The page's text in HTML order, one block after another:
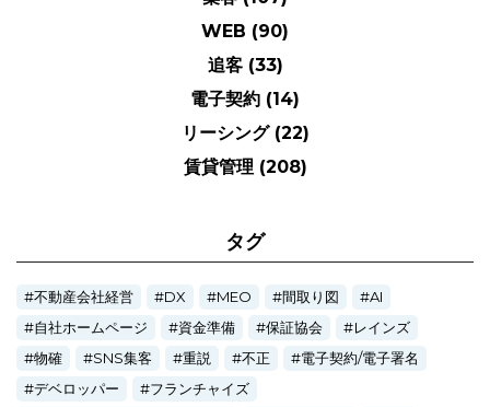
WEB (90)
追客 (33)
電子契約 (14)
リーシング (22)
賃貸管理 (208)
タグ
不動産会社経営 DX MEO 間取り図
AI
自社ホームページ
資金準備 保証協会
レインズ
物確
SNS集客 重説 不正
電子契約/電子署名
デベロッパー
フランチャイズ